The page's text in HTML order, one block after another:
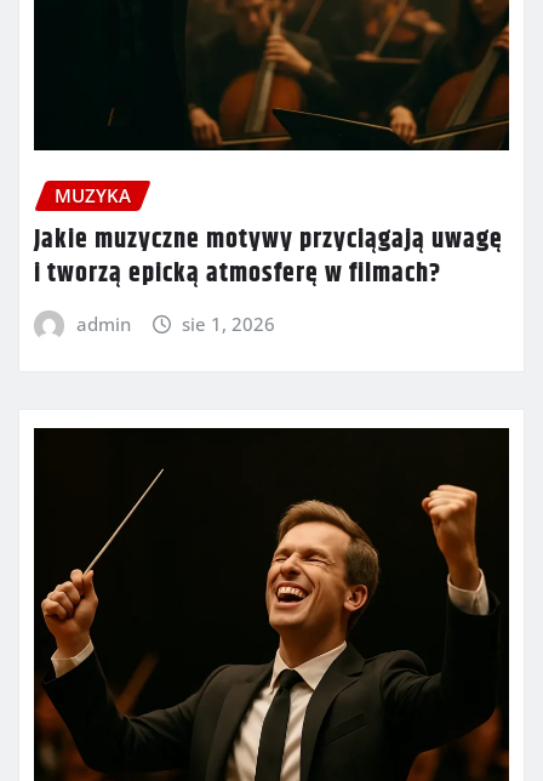
MUZYKA
Jakie muzyczne motywy przyciągają uwagę
i tworzą epicką atmosferę w filmach?
admin sie 1, 2026